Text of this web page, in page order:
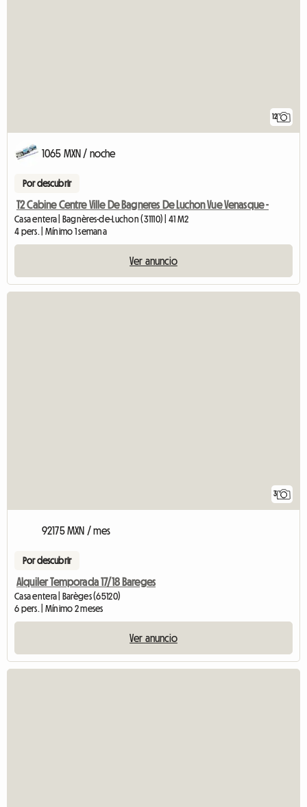
12
1065 MXN / noche
Por descubrir
T2 Cabine Centre Ville De Bagneres De Luchon Vue Venasque -
Casa entera | Bagnères-de-Luchon (31110) | 41 M2
4 pers. | Mínimo 1 semana
Ver anuncio
3
92175 MXN / mes
Por descubrir
Alquiler Temporada 17/18 Bareges
Casa entera | Barèges (65120)
6 pers. | Mínimo 2 meses
Ver anuncio